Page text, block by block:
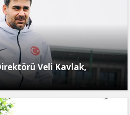
Veli Kavlak,